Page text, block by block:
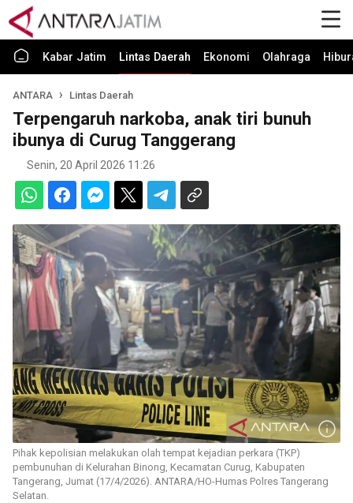
Kabar Jatim Lintas Daerah Ekonomi Olahraga
ANTARA Lintas Daerah
Terpengaruh narkoba, anak tiri bunuh
ibunya di Curug Tanggerang
Senin, 20 April 2026 11:26
Pihak kepolisian melakukan olah tempat kejadian perkara (TKP)
pembunuhan di Kelurahan Binong, Kecamatan Curug, Kabupaten
Tangerang, Jumat (17/4/2026). ANTARA/HO-Humas Polres Tangerang
Selatan.